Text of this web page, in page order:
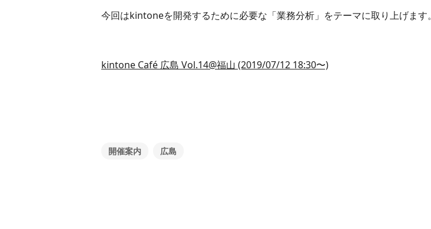
今回はkintoneを開発するために必要な「業務分析」をテーマに取り上げます。
kintone Café 広島 Vol.14@福山 (2019/07/12 18:30〜)
開催案内 広島